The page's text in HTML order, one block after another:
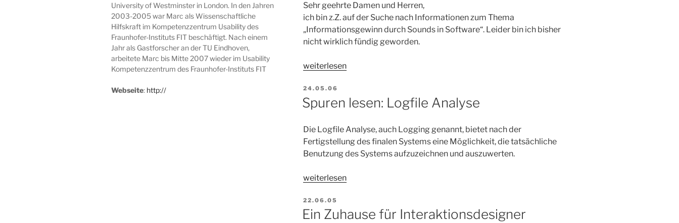
University of Westminster in London. In den Jahren
2003-2005 war Marc als Wissenschaftliche
Hilfskraft im Kompetenzzentrum Usability des
Fraunhofer-Instituts FIT beschäftigt. Nach einem
Jahr als Gastforscher an der TU Eindhoven,
arbeitete Marc bis Mitte 2007 wieder im Usability
Kompetenzzentrum des Fraunhofer-Instituts FIT
Webseite: http://
Sehr geehrte Damen und Herren,
ich bin z.Z. auf der Suche nach Informationen zum Thema
„Informationsgewinn durch Sounds in Software“. Leider bin ich bisher
nicht wirklich fündig geworden.
„Informationsgewinn
Sounds
in
weiterlesen
VERÖFFENTLICHT
AM
24.05.06
Spuren lesen: Logfile Analyse
Die Logfile Analyse, auch Logging genannt, bietet nach der
Fertigstellung des finalen Systems eine Möglichkeit, die tatsächliche
Benutzung des Systems aufzuzeichnen und auszuwerten.
„Spuren
Logfile
Analyse“
weiterlesen
VERÖFFENTLICHT
AM
22.06.05
Ein Zuhause für Interaktionsdesigner